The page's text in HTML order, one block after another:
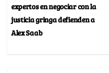
expertos en negociar con la
justicia gringa defienden a
Alex Saab